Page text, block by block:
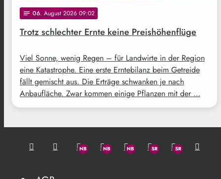
notes 06. August 2026 09:02
Trotz schlechter Ernte keine Preishöhenflüge
Viel Sonne, wenig Regen – für Landwirte in der Region
eine Katastrophe. Eine erste Erntebilanz beim Getreide
fällt gemischt aus. Die Erträge schwanken je nach
Anbaufläche. Zwar kommen einige Pflanzen mit der …